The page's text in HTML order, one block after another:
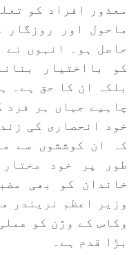
معذور افراد کو
ماحول اور
حاصل ہو۔ انہوں نے
کو بااختیار
بلکہ ان کا حق ہے۔
چاہیے جہاں ہر فرد
خود انحصاری کی
کہ ان کوششوں سے
طور پر خود
خاندان کو بھی
وزیر اعظم نریندر
وکاس کے وژن کو
بڑا قدم ہے۔